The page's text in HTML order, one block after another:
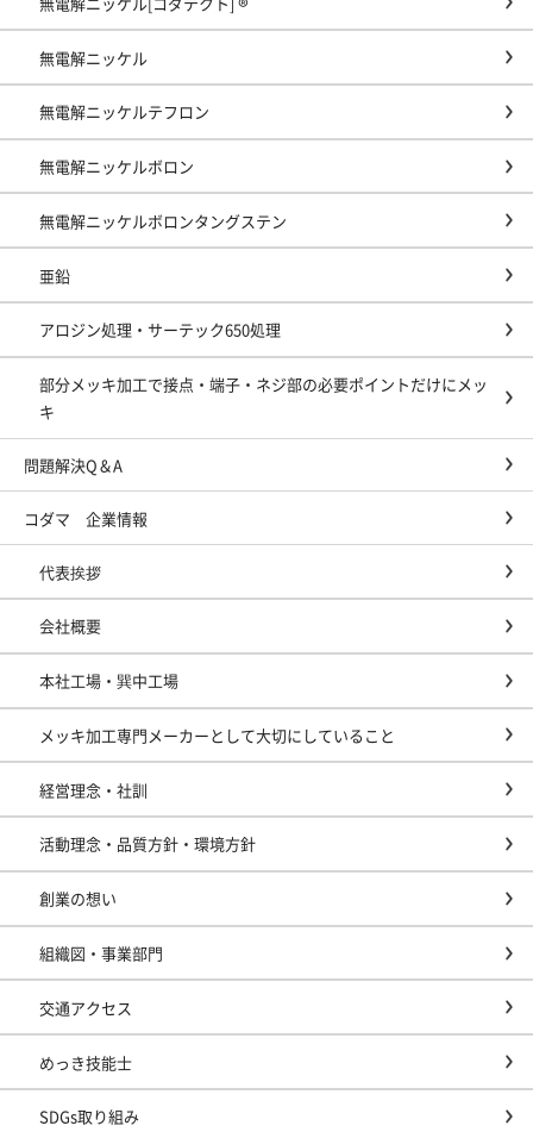
無電解ニッケル
無電解ニッケルテフロン
無電解ニッケルボロン
無電解ニッケルボロンタングステン
亜鉛
アロジン処理・サーテック650処理
部分メッキ加工で接点・端子・ネジ部の必要ポイントだけにメッ
キ
問題解決Q＆A
コダマ 企業情報
代表挨拶
会社概要
本社工場・巽中工場
メッキ加工専門メーカーとして大切にしていること
経営理念・社訓
活動理念・品質方針・環境方針
創業の想い
組織図・事業部門
交通アクセス
めっき技能士
SDGs取り組み